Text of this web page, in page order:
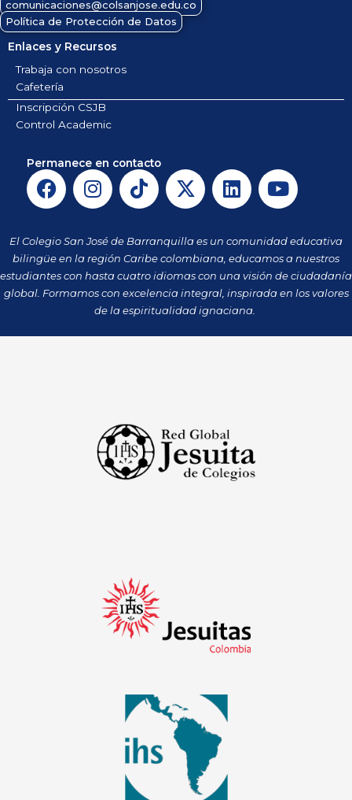
comunicaciones@colsanjose.edu.co
Política de Protección de Datos
Enlaces y Recursos
Trabaja con nosotros
Cafetería
Inscripción CSJB
Control Academic
Permanece en contacto
F
a
e
b
o
o
I
n
t
a
g
r
a
m
T
i
t
o
k
X
-
w
i
t
t
e
r
L
i
k
e
d
i
n
Y
o
t
u
b
e
El Colegio San José de Barranquilla es un comunidad educativa
bilingüe en la región Caribe colombiana, educamos a nuestros
estudiantes con hasta cuatro idiomas con una visión de ciudadanía
global. Formamos con excelencia integral, inspirada en los valores
de la espiritualidad ignaciana.